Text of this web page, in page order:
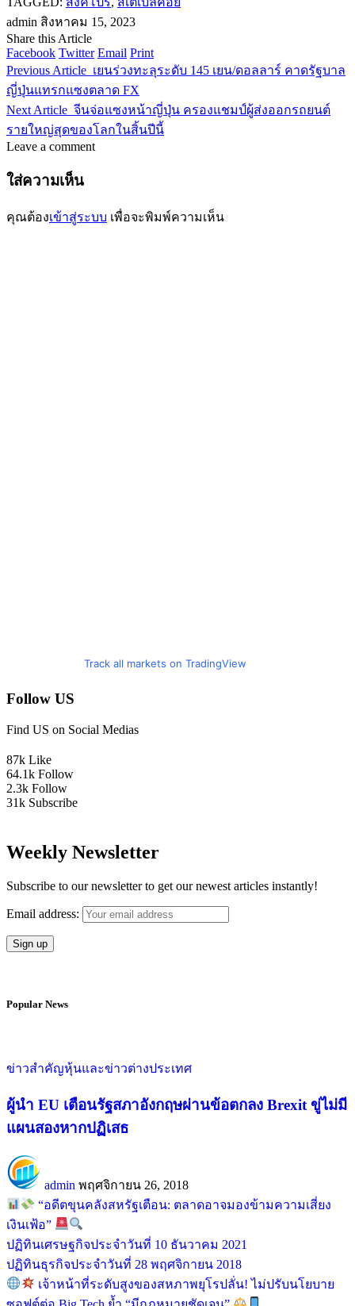
admin สิงหาคม 15, 2023
Share this Article
Facebook Twitter Email Print
Previous Article เยนร่วงทะลุระดับ 145 เยน/ดอลลาร์ คาดรัฐบาล
ญี่ปุ่นแทรกแซงตลาด FX
Next Article จีนจ่อแซงหน้าญี่ปุ่น ครองแชมป์ผู้ส่งออกรถยนต์
รายใหญ่สุดของโลกในสิ้นปีนี้
Leave a comment
ใส่ความเห็น
คุณต้องเข้าสู่ระบบ เพื่อจะพิมพ์ความเห็น
Track all markets on TradingView
Follow US
Find US on Social Medias
87k Like
64.1k Follow
2.3k Follow
31k Subscribe
Weekly Newsletter
Subscribe to our newsletter to get our newest articles instantly!
Email address:
Popular News
ข่าวสำคัญหุ้นและข่าวต่างประเทศ
ผู้นำ EU เตือนรัฐสภาอังกฤษผ่านข้อตกลง Brexit ขู่ไม่มี
แผนสองหากปฏิเสธ
admin พฤศจิกายน 26, 2018
“อดีตขุนคลังสหรัฐเตือน: ตลาดอาจมองข้ามความเสี่ยง
เงินเฟ้อ”
ปฏิทินเศรษฐกิจประจำวันที่ 10 ธันวาคม 2021
ปฏิทินธุรกิจประจำวันที่ 28 พฤศจิกายน 2018
เจ้าหน้าที่ระดับสูงของสหภาพยุโรปลั่น! ไม่ปรับนโยบาย